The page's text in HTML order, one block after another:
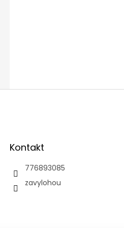
Kontakt
776893085
zavylohou